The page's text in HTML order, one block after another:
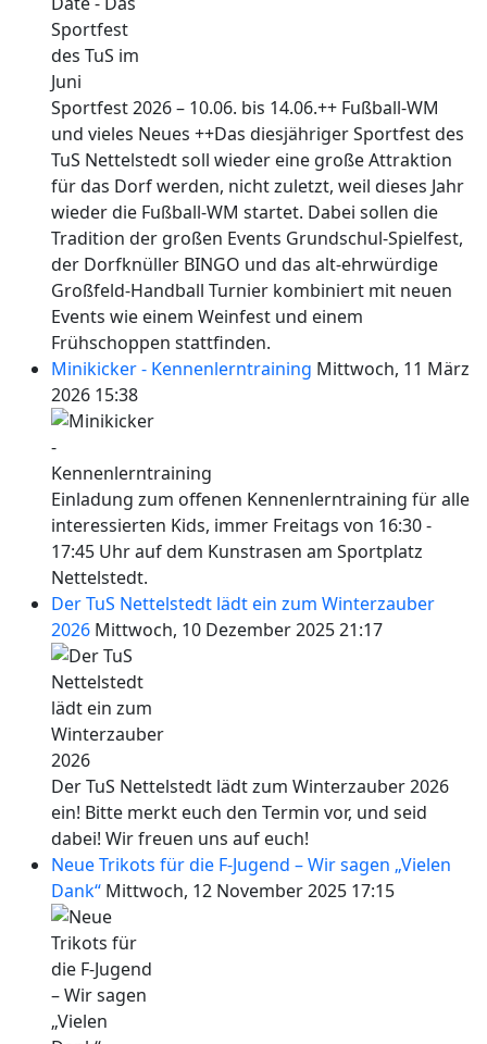
Sportfest 2026 – 10.06. bis 14.06.++ Fußball-WM
und vieles Neues ++Das diesjähriger Sportfest des
TuS Nettelstedt soll wieder eine große Attraktion
für das Dorf werden, nicht zuletzt, weil dieses Jahr
wieder die Fußball-WM startet. Dabei sollen die
Tradition der großen Events Grundschul-Spielfest,
der Dorfknüller BINGO und das alt-ehrwürdige
Großfeld-Handball Turnier kombiniert mit neuen
Events wie einem Weinfest und einem
Frühschoppen stattfinden.
Minikicker - Kennenlerntraining Mittwoch, 11 März
2026 15:38
Einladung zum offenen Kennenlerntraining für alle
interessierten Kids, immer Freitags von 16:30 -
17:45 Uhr auf dem Kunstrasen am Sportplatz
Nettelstedt.
Der TuS Nettelstedt lädt ein zum Winterzauber
2026 Mittwoch, 10 Dezember 2025 21:17
Der TuS Nettelstedt lädt zum Winterzauber 2026
ein! Bitte merkt euch den Termin vor, und seid
dabei! Wir freuen uns auf euch!
Neue Trikots für die F-Jugend – Wir sagen „Vielen
Dank“ Mittwoch, 12 November 2025 17:15